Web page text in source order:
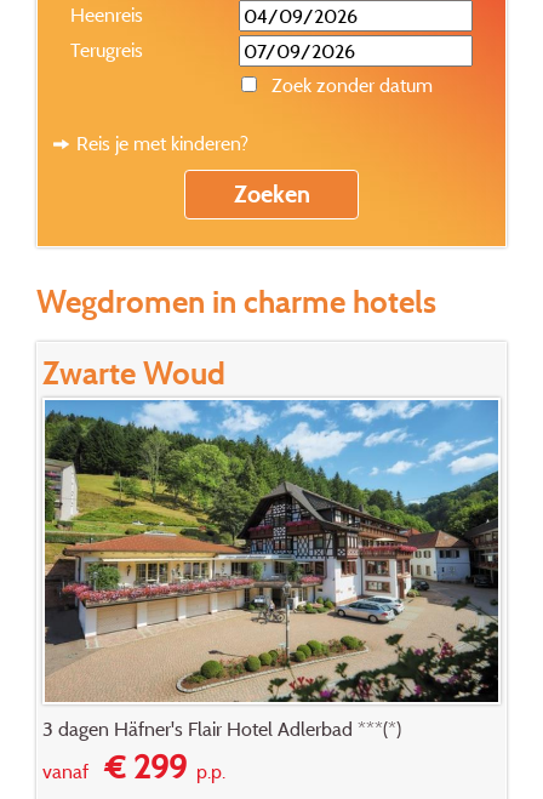
Heenreis
Terugreis
Zoek zonder datum
Reis je met kinderen?
Wegdromen in charme hotels
Zwarte Woud
3 dagen Häfner's Flair Hotel Adlerbad ***(*)
vanaf€ 299p.p.